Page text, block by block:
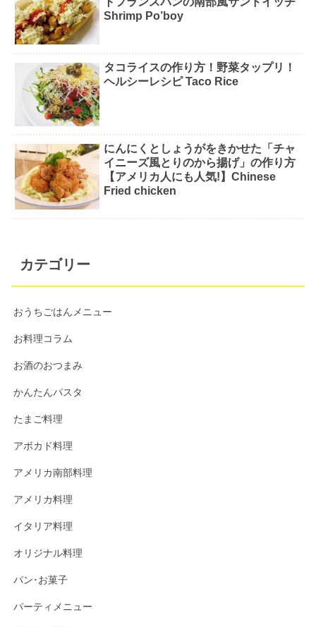
Shrimp Po’boy
タコライスの作り方！野菜タップリ！
ヘルシーレシピ Taco Rice
にんにくとしょうがをきかせた「チャ
イニーズ風とりのから揚げ」の作り方
【アメリカ人にも人気!】Chinese
Fried chicken
カテゴリー
おうちごはんメニュー
お料理コラム
お酒のおつまみ
かんたんパスタ
たまご料理
アボカド料理
アメリカ南部料理
アメリカ料理
イタリア料理
オリジナル料理
パン･お菓子
パーティメニュー